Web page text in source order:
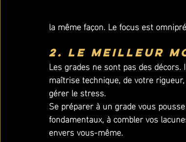
la même façon. Le focus est
2. Le meilleur
Les grades ne sont pas des
maîtrise technique, de votre
gérer le stress.
Se préparer à un grade vous
fondamentaux, à combler vos
envers vous-même.